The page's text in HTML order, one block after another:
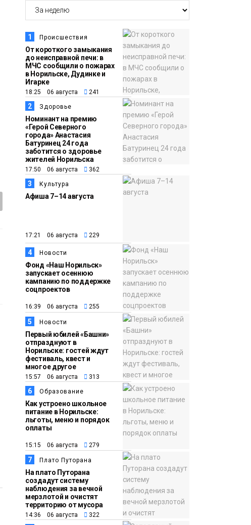
14:36
Плато
Путорана
На плато Путорана
создадут систему
наблюдения за вечной
мерзлотой и очистят
территорию от мусора
13:47
Новости
Заполярный
транспортный филиал
в Дудинке
заасфальтировал 47
тысяч «квадратов»
грузовых площадок
13:10
В Норильске лыжную
базу «Оль-Гуль»
12:25
Медиакомпании
Барнаул обошёл
Красноярск в
списке городов,
откуда приехали
норильчане
1 Происшествия
От короткого замыкания
до неисправной печи: в
МЧС сообщили о пожарах
в Норильске, Дудинке и
Игарке
18:25 06 августа 241
2 Здоровье
Номинант на премию
«Герой Северного
города» Анастасия
Батуринец 24 года
заботится о здоровье
жителей Норильска
17:50 06 августа 362
3 Культура
Афиша 7–14 августа
17:21 06 августа 229
4 Новости
Фонд «Наш Норильск»
запускает осеннюю
кампанию по поддержке
соцпроектов
16:39 06 августа 255
5 Новости
Первый юбилей «Башни»
отпразднуют в
Норильске: гостей ждут
фестиваль, квест и
многое другое
15:57 06 августа 313
6 Образование
Как устроено школьное
питание в Норильске:
льготы, меню и порядок
оплаты
15:15 06 августа 279
7 Плато Путорана
На плато Путорана
создадут систему
наблюдения за вечной
мерзлотой и очистят
территорию от мусора
14:36 06 августа 322